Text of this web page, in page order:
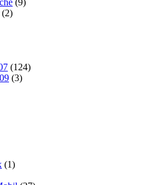
(9)
(2)
(124)
(3)
(1)